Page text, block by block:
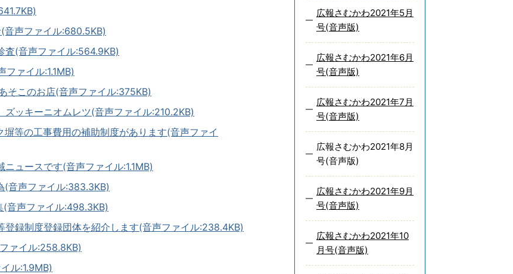
音声ファイル:680.5KB)
査(音声ファイル:564.9KB)
ファイル:1.1MB)
そこのお店(音声ファイル:375KB)
ッキーニオムレツ(音声ファイル:210.2KB)
等の工事費用の補助制度があります(音声ファイ
ュースです(音声ファイル:1.1MB)
音声ファイル:383.3KB)
音声ファイル:498.3KB)
登録制度登録団体を紹介します(音声ファイル:238.4KB)
ァイル:258.8KB)
ル:1.9MB)
広報さむかわ2021年5月
号(音声版)
広報さむかわ2021年6月
号(音声版)
広報さむかわ2021年7月
号(音声版)
広報さむかわ2021年8月
号(音声版)
広報さむかわ2021年9月
号(音声版)
広報さむかわ2021年10
月号(音声版)